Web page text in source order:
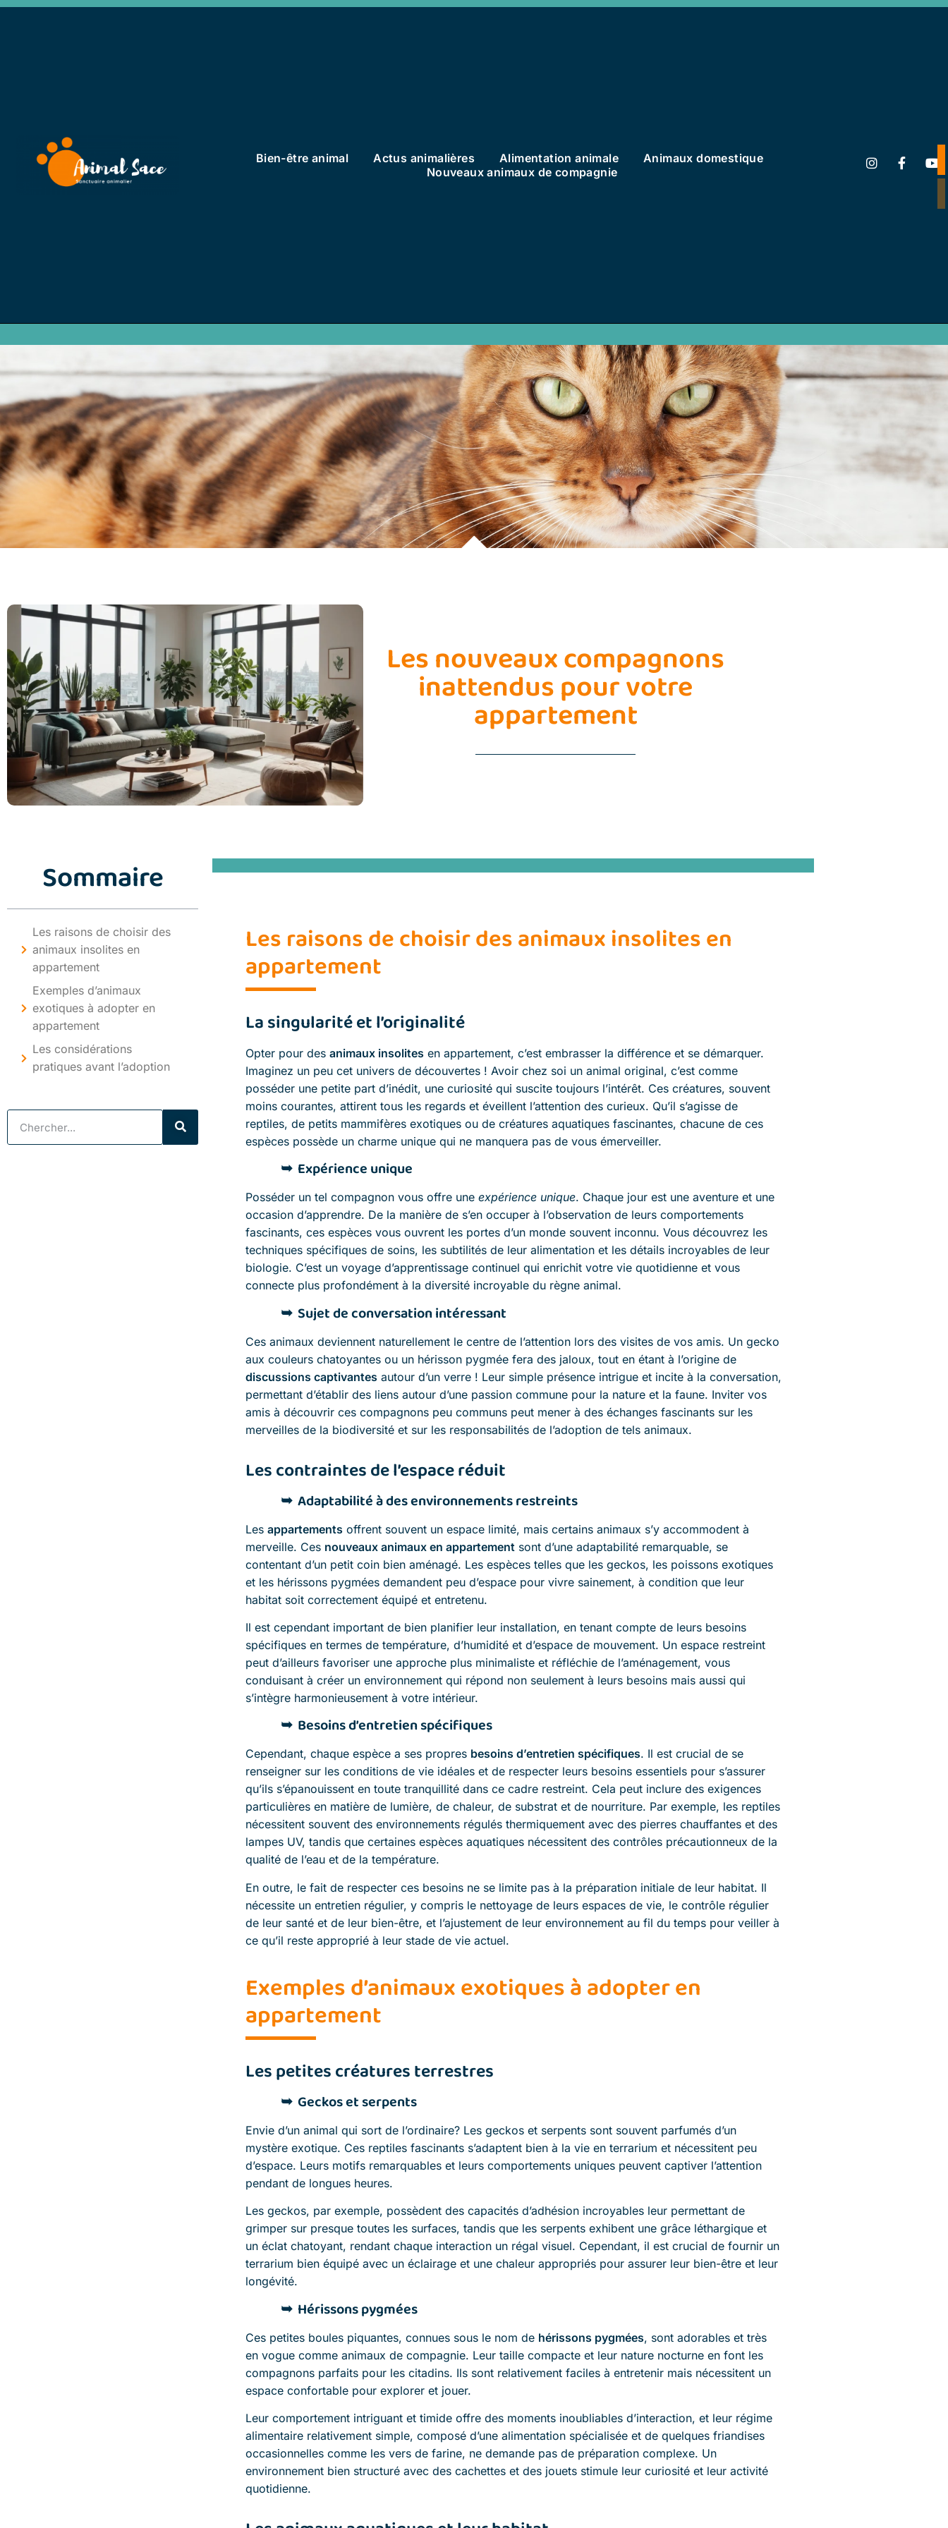
Bien-être animal Actus animalières Alimentation animale
Animaux domestique
Nouveaux animaux de compagnie
Les nouveaux compagnons
inattendus pour votre
appartement
Sommaire
Les raisons de choisir des
animaux insolites en
appartement
Exemples d’animaux
exotiques à adopter en
appartement
Les considérations
pratiques avant l’adoption
Les raisons de choisir des animaux insolites en
appartement
La singularité et l’originalité
Opter pour des animaux insolitesen appartement, c’est embrasser la différence et se démarquer.
Imaginez un peu cet univers de découvertes ! Avoir chez soi un animal original, c’est comme
posséder une petite part d’inédit, une curiosité qui suscite toujours l’intérêt. Ces créatures, souvent
moins courantes, attirent tous les regards et éveillent l’attention des curieux. Qu’il s’agisse de
reptiles, de petits mammifères exotiques ou de créatures aquatiques fascinantes, chacune de ces
espèces possède un charme unique qui ne manquera pas de vous émerveiller.
Expérience unique
Posséder un tel compagnon vous offre une expérience unique. Chaque jour est une aventure et une
occasion d’apprendre. De la manière de s’en occuper à l’observation de leurs comportements
fascinants, ces espèces vous ouvrent les portes d’un monde souvent inconnu. Vous découvrez les
techniques spécifiques de soins, les subtilités de leur alimentation et les détails incroyables de leur
biologie. C’est un voyage d’apprentissage continuel qui enrichit votre vie quotidienne et vous
connecte plus profondément à la diversité incroyable du règne animal.
Sujet de conversation intéressant
Ces animaux deviennent naturellement le centre de l’attention lors des visites de vos amis. Un gecko
aux couleurs chatoyantes ou un hérisson pygmée fera des jaloux, tout en étant à l’origine de
discussions captivantesautour d’un verre ! Leur simple présence intrigue et incite à la conversation,
permettant d’établir des liens autour d’une passion commune pour la nature et la faune. Inviter vos
amis à découvrir ces compagnons peu communs peut mener à des échanges fascinants sur les
merveilles de la biodiversité et sur les responsabilités de l’adoption de tels animaux.
Les contraintes de l’espace réduit
Adaptabilité à des environnements restreints
Les appartementsoffrent souvent un espace limité, mais certains animaux s’y accommodent à
merveille. Ces nouveaux animaux en appartementsont d’une adaptabilité remarquable, se
contentant d’un petit coin bien aménagé. Les espèces telles que les geckos, les poissons exotiques
et les hérissons pygmées demandent peu d’espace pour vivre sainement, à condition que leur
habitat soit correctement équipé et entretenu.
Il est cependant important de bien planifier leur installation, en tenant compte de leurs besoins
spécifiques en termes de température, d’humidité et d’espace de mouvement. Un espace restreint
peut d’ailleurs favoriser une approche plus minimaliste et réfléchie de l’aménagement, vous
conduisant à créer un environnement qui répond non seulement à leurs besoins mais aussi qui
s’intègre harmonieusement à votre intérieur.
Besoins d’entretien spécifiques
Cependant, chaque espèce a ses propres besoins d’entretien spécifiques. Il est crucial de se
renseigner sur les conditions de vie idéales et de respecter leurs besoins essentiels pour s’assurer
qu’ils s’épanouissent en toute tranquillité dans ce cadre restreint. Cela peut inclure des exigences
particulières en matière de lumière, de chaleur, de substrat et de nourriture. Par exemple, les reptiles
nécessitent souvent des environnements régulés thermiquement avec des pierres chauffantes et des
lampes UV, tandis que certaines espèces aquatiques nécessitent des contrôles précautionneux de la
qualité de l’eau et de la température.
En outre, le fait de respecter ces besoins ne se limite pas à la préparation initiale de leur habitat. Il
nécessite un entretien régulier, y compris le nettoyage de leurs espaces de vie, le contrôle régulier
de leur santé et de leur bien-être, et l’ajustement de leur environnement au fil du temps pour veiller à
ce qu’il reste approprié à leur stade de vie actuel.
Exemples d’animaux exotiques à adopter en
appartement
Les petites créatures terrestres
Geckos et serpents
Envie d’un animal qui sort de l’ordinaire? Les geckos et serpents sont souvent parfumés d’un
mystère exotique. Ces reptiles fascinants s’adaptent bien à la vie en terrarium et nécessitent peu
d’espace. Leurs motifs remarquables et leurs comportements uniques peuvent captiver l’attention
pendant de longues heures.
Les geckos, par exemple, possèdent des capacités d’adhésion incroyables leur permettant de
grimper sur presque toutes les surfaces, tandis que les serpents exhibent une grâce léthargique et
un éclat chatoyant, rendant chaque interaction un régal visuel. Cependant, il est crucial de fournir un
terrarium bien équipé avec un éclairage et une chaleur appropriés pour assurer leur bien-être et leur
longévité.
Hérissons pygmées
Ces petites boules piquantes, connues sous le nom de hérissons pygmées, sont adorables et très
en vogue comme animaux de compagnie. Leur taille compacte et leur nature nocturne en font les
compagnons parfaits pour les citadins. Ils sont relativement faciles à entretenir mais nécessitent un
espace confortable pour explorer et jouer.
Leur comportement intriguant et timide offre des moments inoubliables d’interaction, et leur régime
alimentaire relativement simple, composé d’une alimentation spécialisée et de quelques friandises
occasionnelles comme les vers de farine, ne demande pas de préparation complexe. Un
environnement bien structuré avec des cachettes et des jouets stimule leur curiosité et leur activité
quotidienne.